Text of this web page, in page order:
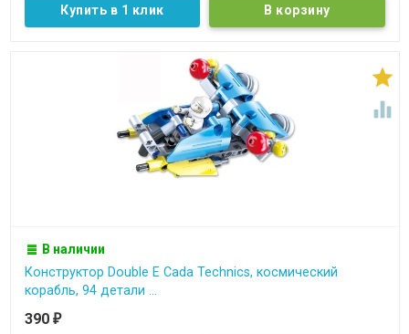
Купить в 1 клик


В наличии
Конструктор Double E Cada Technics, космический
корабль, 94 детали ...
390 ₽